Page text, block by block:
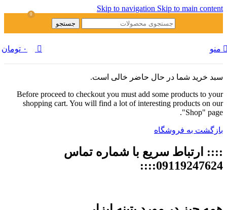
Skip to navigation Skip to main content
جستجو
منو
0
۰ تومان
سبد خرید شما در حال حاضر خالی است.
Before proceed to checkout you must add some products to your
shopping cart. You will find a lot of interesting products on our
"Shop" page.
بازگشت به فروشگاه
:::: ارتباط سریع با شماره تماس
09119247624::::